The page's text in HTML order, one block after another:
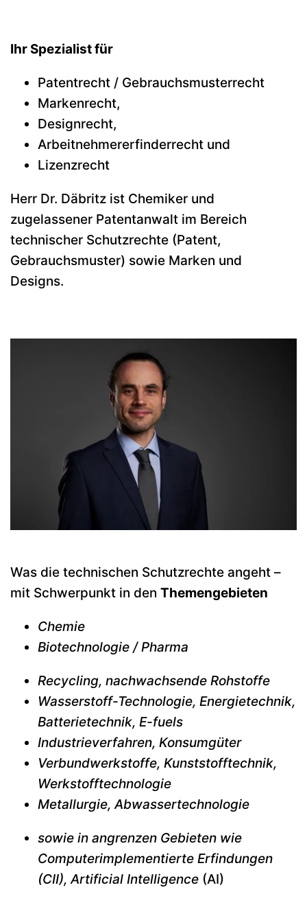
Ihr Spezialist für
Patentrecht / Gebrauchsmusterrecht
Markenrecht,
Designrecht,
Arbeitnehmererfinderrecht und
Lizenzrecht
Herr Dr. Däbritz ist Chemiker und
zugelassener Patentanwalt im Bereich
technischer Schutzrechte (Patent,
Gebrauchsmuster) sowie Marken und
Designs.
Was die technischen Schutzrechte angeht –
mit Schwerpunkt in den Themengebieten
Chemie
Biotechnologie / Pharma
Recycling, nachwachsende Rohstoffe
Wasserstoff-Technologie, Energietechnik,
Batterietechnik, E-fuels
Industrieverfahren, Konsumgüter
Verbundwerkstoffe, Kunststofftechnik,
Werkstofftechnologie
Metallurgie, Abwassertechnologie
sowie in angrenzen Gebieten wie
Computerimplementierte Erfindungen
(CII), Artificial Intelligence (AI)